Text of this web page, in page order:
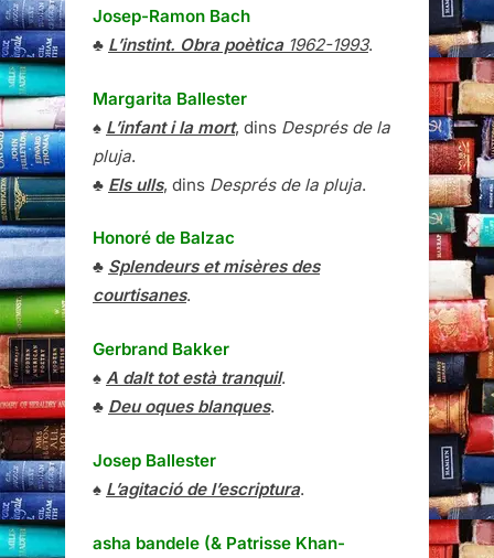
Josep-Ramon Bach
♣ L’instint. Obra poètica1962-1993.
Margarita Ballester
♠ L’infant i la mort, dins Després de la
pluja.
♣ Els ulls, dins Després de la pluja.
Honoré de Balzac
♣ Splendeurs et misères des
courtisanes.
Gerbrand Bakker
♠ A dalt tot està tranquil.
♣ Deu oques blanques.
Josep Ballester
♠ L’agitació de l’escriptura.
asha bandele (& Patrisse Khan-